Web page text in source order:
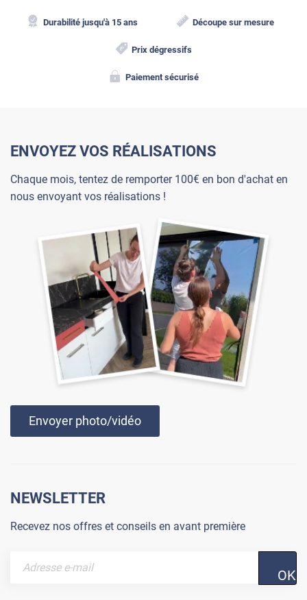
Durabilité jusqu'à 15 ans Découpe sur mesure
Prix dégressifs
Paiement sécurisé
ENVOYEZ VOS RÉALISATIONS
Chaque mois, tentez de remporter 100€ en bon d'achat en
nous envoyant vos réalisations !
Envoyer photo/vidéo
NEWSLETTER
Recevez nos offres et conseils en avant première
OK